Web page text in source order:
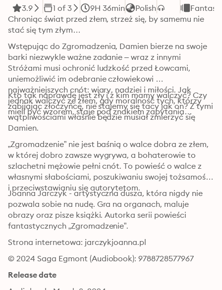
3.9 1 of 3 9H 36min Polish
Fantasy
Chroniąc świat przed złem, strzeż się, by samemu nie
stać się tym złym…
Wstępując do Zgromadzenia, Damien bierze na swoje
barki niezwykle ważne zadanie – wraz z innymi
Stróżami musi ochronić ludzkość przed Łowcami,
uniemożliwić im odebranie człowiekowi
najważniejszych cnót: wiary, nadziei i miłości. Jak
jednak walczyć ze złem, gdy moralność tych, którzy
mieli być wzorem, staje pod znakiem zapytania…
Kto tak naprawdę jest zły i z kim mamy walczyć? Czy
zabijając złoczyńcę, nie stajemy się tacy jak on? Z tymi
wątpliwościami właśnie będzie musiał zmierzyć się
Damien.
„Zgromadzenie” nie jest baśnią o walce dobra ze złem,
w której dobro zawsze wygrywa, a bohaterowie to
szlachetni mężowie pełni cnót. To powieść o walce z
własnymi słabościami, poszukiwaniu swojej tożsamości
i przeciwstawianiu się autorytetom.
Joanna Jarczyk - artystyczna dusza, która nigdy nie
pozwala sobie na nudę. Gra na organach, maluje
obrazy oraz pisze książki. Autorka serii powieści
fantastycznych „Zgromadzenie”.
Strona internetowa: jarczykjoanna.pl
© 2024 Saga Egmont (Audiobook): 9788728577967
Release date